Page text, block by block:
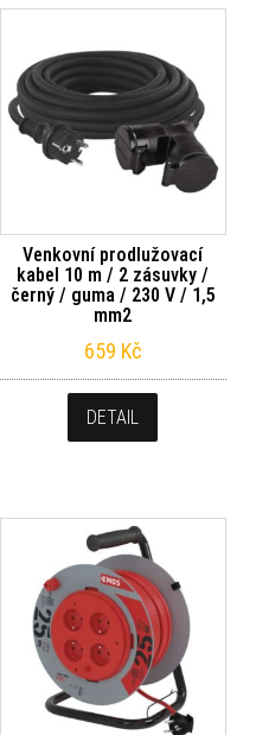
Venkovní prodlužovací
kabel 10 m / 2 zásuvky /
černý / guma / 230 V / 1,5
mm2
659 Kč
DETAIL